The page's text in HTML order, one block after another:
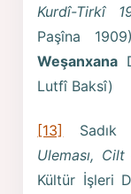
Kurdî-Tirkî
Paşîna
Weşanxana
Lutfî Baksî)
[13] Sadık
Uleması, Cilt
Kültür İşleri